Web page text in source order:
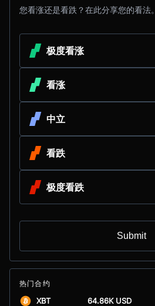
您看涨还是看跌？在此分享您的看法。
极度看涨
看涨
中立
看跌
极度看跌
Submit
热门合约
XBT 64.86K USD